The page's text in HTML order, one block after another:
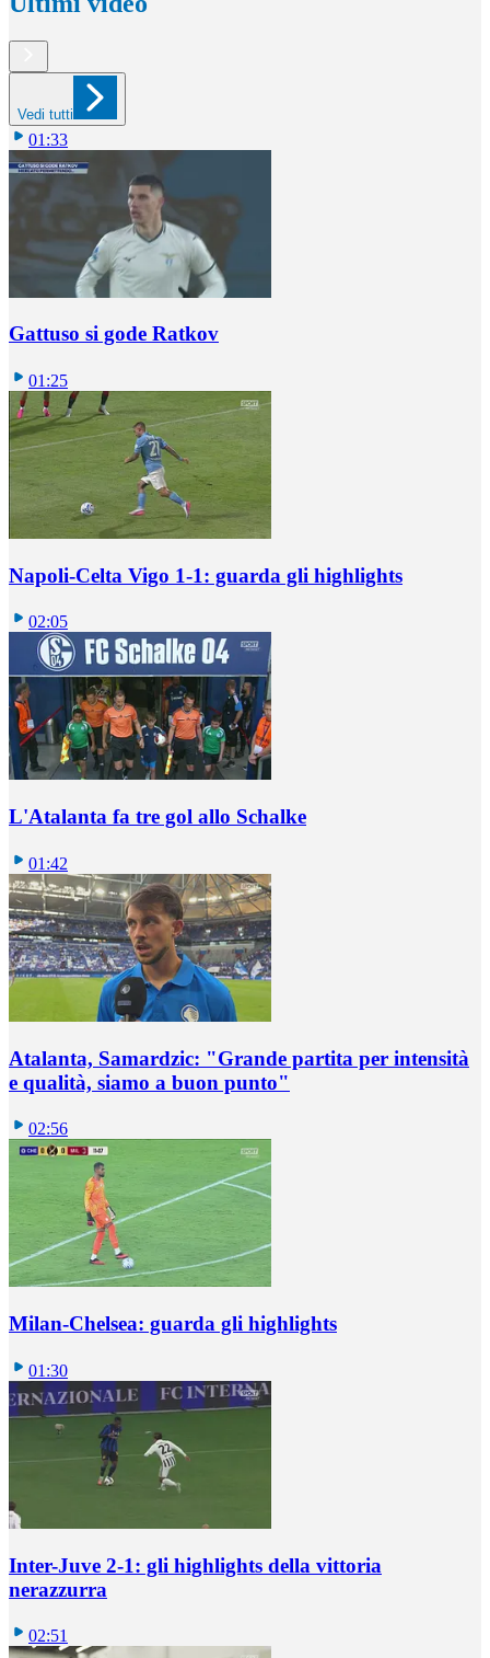
Vedi tutti
01:33
Gattuso si gode Ratkov
01:25
Napoli-Celta Vigo 1-1: guarda gli highlights
02:05
L'Atalanta fa tre gol allo Schalke
01:42
Atalanta, Samardzic: "Grande partita per intensità
e qualità, siamo a buon punto"
02:56
Milan-Chelsea: guarda gli highlights
01:30
Inter-Juve 2-1: gli highlights della vittoria
nerazzurra
02:51